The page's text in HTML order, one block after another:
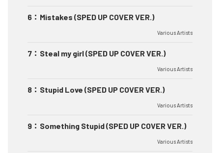
6 ： Mistakes (SPED UP COVER VER.)
Various Artists
7 ： Steal my girl (SPED UP COVER VER.)
Various Artists
8 ： Stupid Love (SPED UP COVER VER.)
Various Artists
9 ： Something Stupid (SPED UP COVER VER.)
Various Artists